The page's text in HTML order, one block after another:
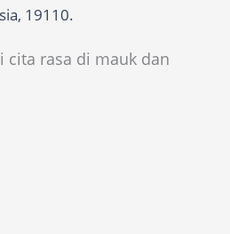
19110.
cita rasa di mauk dan